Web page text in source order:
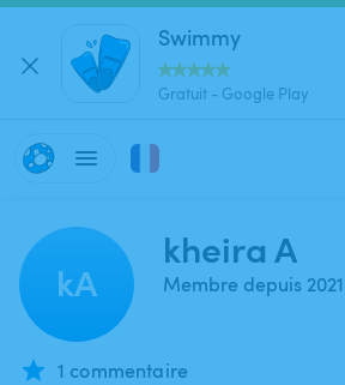
Swimmy
Gratuit - Google Play
kA
kheira A
Membre depuis 2021
1 commentaire